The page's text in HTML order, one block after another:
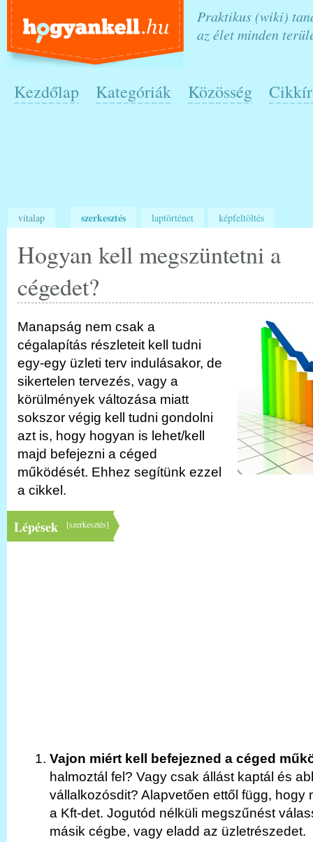
Praktikus (wiki)
az élet minden
Kezdőlap Kategóriák Közösség
vitalap szerkesztés laptörténet képfeltöltés
Hogyan kell megszüntetni a
cégedet?
Manapság nem csak a
cégalapítás részleteit kell tudni
egy-egy üzleti terv indulásakor, de
sikertelen tervezés, vagy a
körülmények változása miatt
sokszor végig kell tudni gondolni
azt is, hogy hogyan is lehet/kell
majd befejezni a céged
működését. Ehhez segítünk ezzel
a cikkel.
[szerkesztés]
Lépések
Vajon miért kell befejezned a céged
halmoztál fel? Vagy csak állást kaptál és
vállalkozósdit? Alapvetően ettől függ, hogy
a Kft-det. Jogutód nélküli megszűnést
másik cégbe, vagy eladd az üzletrészedet.